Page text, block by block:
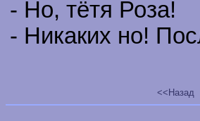
- Но, тётя Роза!
- Никаких но!
<<Назад